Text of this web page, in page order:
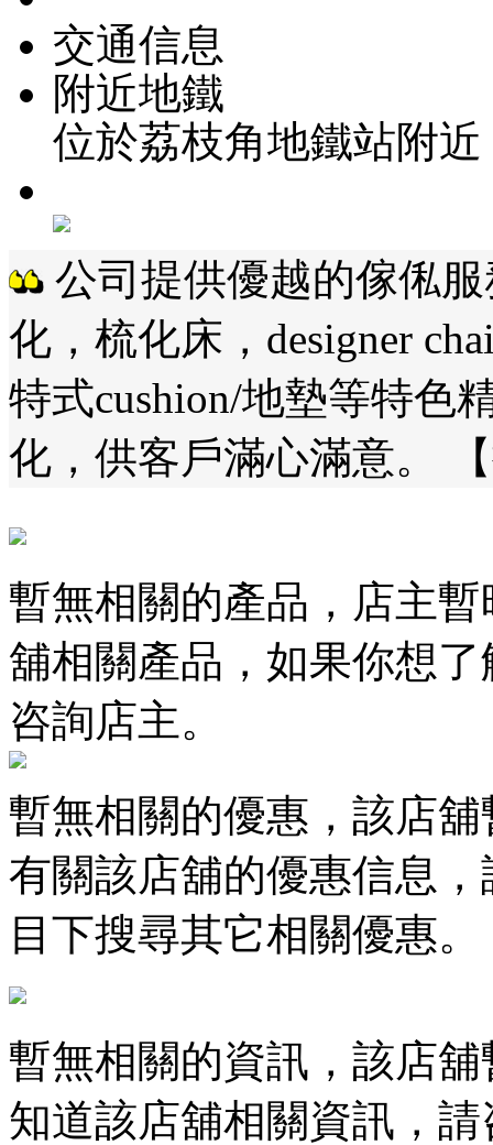
交通信息
附近地鐵
位於荔枝角地鐵站附近
公司提供優越的傢俬
化，梳化床，designer
特式cushion/地墊等特色
化，供客戶滿心滿意。 【
暫無相關的產品，店主
舖相關產品，如果你想
咨詢店主。
暫無相關的優惠，該店
有關該店舖的優惠信息
目下搜尋其它相關優惠。
暫無相關的資訊，該店
知道該店舖相關資訊，